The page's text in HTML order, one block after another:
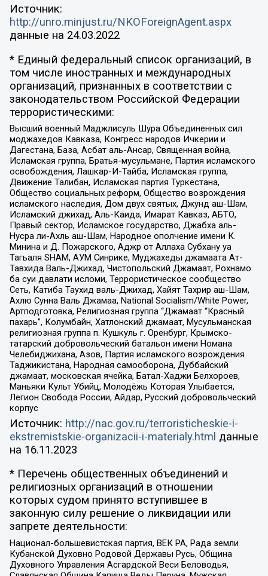
Источник:
http://unro.minjust.ru/NKOForeignAgent.aspx
данные на 24.03.2022
* Единый федеральный список организаций, в
том числе иностранных и международных
организаций, признанных в соответствии с
законодательством Российской Федерации
террористическими:
Высший военный Маджлисуль Шура Объединенных сил
моджахедов Кавказа, Конгресс народов Ичкерии и
Дагестана, База, Асбат аль-Ансар, Священная война,
Исламская группа, Братья-мусульмане, Партия исламского
освобождения, Лашкар-И-Тайба, Исламская группа,
Движение Талибан, Исламская партия Туркестана,
Общество социальных реформ, Общество возрождения
исламского наследия, Дом двух святых, Джунд аш-Шам,
Исламский джихад, Аль-Каида, Имарат Кавказ, АБТО,
Правый сектор, Исламское государство, Джабха аль-
Нусра ли-Ахль аш-Шам, Народное ополчение имени К.
Минина и Д. Пожарского, Аджр от Аллаха Субхану уа
Тагьаля SHAM, АУМ Синрике, Муджахеды джамаата Ат-
Тавхида Валь-Джихад, Чистопольский Джамаат, Рохнамо
ба суи давлати исломи, Террористическое сообщество
Сеть, Катиба Таухид валь-Джихад, Хайят Тахрир аш-Шам,
Ахлю Сунна Валь Джамаа, National Socialism/White Power,
Артподготовка, Религиозная группа “Джамаат “Красный
пахарь”, Колумбайн, Хатлонский джамаат, Мусульманская
религиозная группа п. Кушкуль г. Оренбург, Крымско-
татарский добровольческий батальон имени Номана
Челебиджихана, Азов, Партия исламского возрождения
Таджикистана, Народная самооборона, Дуббайский
джамаат, московская ячейка, Батал-Хаджи Белхороев,
Маньяки Культ Убийц, Молодёжь Которая Улыбается,
Легион Свобода России, Айдар, Русский добровольческий
корпус
Источник: http://nac.gov.ru/terroristicheskie-i-
ekstremistskie-organizacii-i-materialy.html данные
на 16.11.2023
* Перечень общественных объединений и
религиозных организаций в отношении
которых судом принято вступившее в
законную силу решение о ликвидации или
запрете деятельности:
Национал-большевистская партия, ВЕК РА, Рада земли
Кубанской Духовно Родовой Державы Русь, Община
Духовного Управления Асгардской Веси Беловодья,